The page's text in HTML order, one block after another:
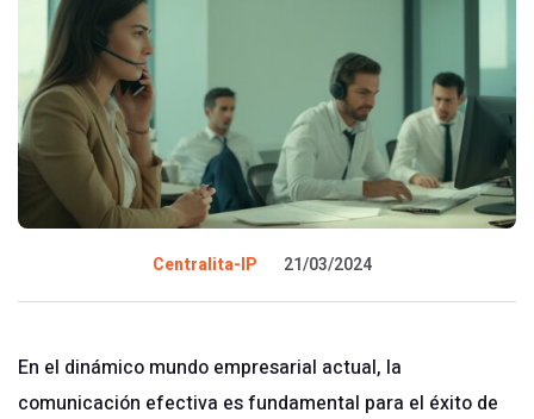
Centralita-IP 21/03/2024
En el dinámico mundo empresarial actual, la
comunicación efectiva es fundamental para el éxito de